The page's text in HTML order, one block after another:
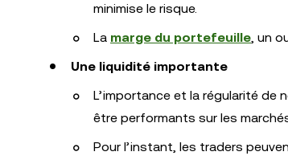
minimise le risque.
La marge du portefeuille, un
Une liquidité importante
L’importance et la régularité
être performants sur les
Pour l’instant, les traders